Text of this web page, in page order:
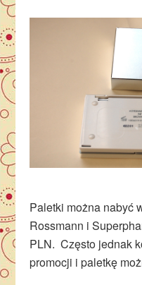
Paletki można nabyć
Rossmann i
PLN. Często jednak
promocji i paletkę